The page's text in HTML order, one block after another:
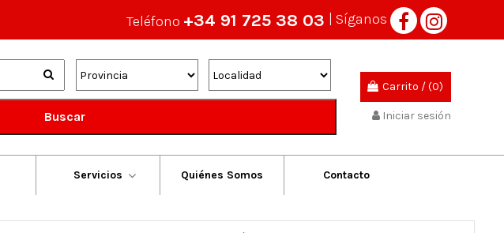
Teléfono +34 91 725 38 03 | Síganos
Buscar
Carrito /(0)
Iniciar sesión
Servicios Quiénes Somos Contacto